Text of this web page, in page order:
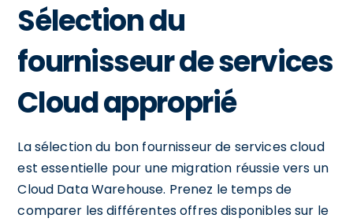
Sélection du
fournisseur de services
Cloud approprié
La sélection du bon fournisseur de services cloud
est essentielle pour une migration réussie vers un
Cloud Data Warehouse. Prenez le temps de
comparer les différentes offres disponibles sur le